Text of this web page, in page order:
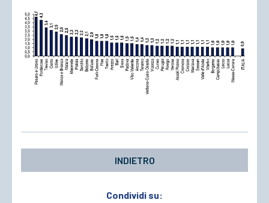
INDIETRO
Condividi su: